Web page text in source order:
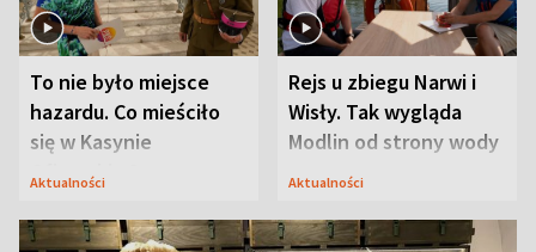
To nie było miejsce
hazardu. Co mieściło
się w Kasynie
Oficerskim?
Aktualności
Rejs u zbiegu Narwi i
Wisły. Tak wygląda
Modlin od strony wody
Aktualności